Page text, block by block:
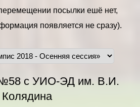
посылки ешё нет,
появляется не сразу).
с УИО-ЭД им. В.И.
Колядина